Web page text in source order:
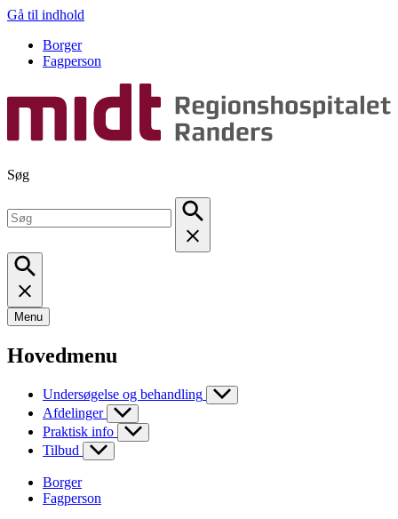
Gå til indhold
Borger
Fagperson
Søg
Menu
Hovedmenu
Undersøgelse og behandling
Afdelinger
Praktisk info
Tilbud
Borger
Fagperson